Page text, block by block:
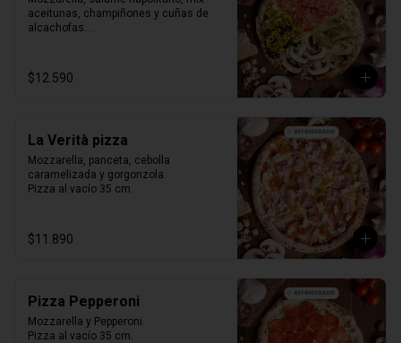
aceitunas, champiñones y cuñas de
alcachofas.
$12.590
La Verità pizza
Mozzarella, panceta, cebolla
caramelizada y gorgonzola.
Pizza al vacío 35 cm.
$11.890
Pizza Pepperoni
Mozzarella y Pepperoni.
Pizza al vacío 35 cm.